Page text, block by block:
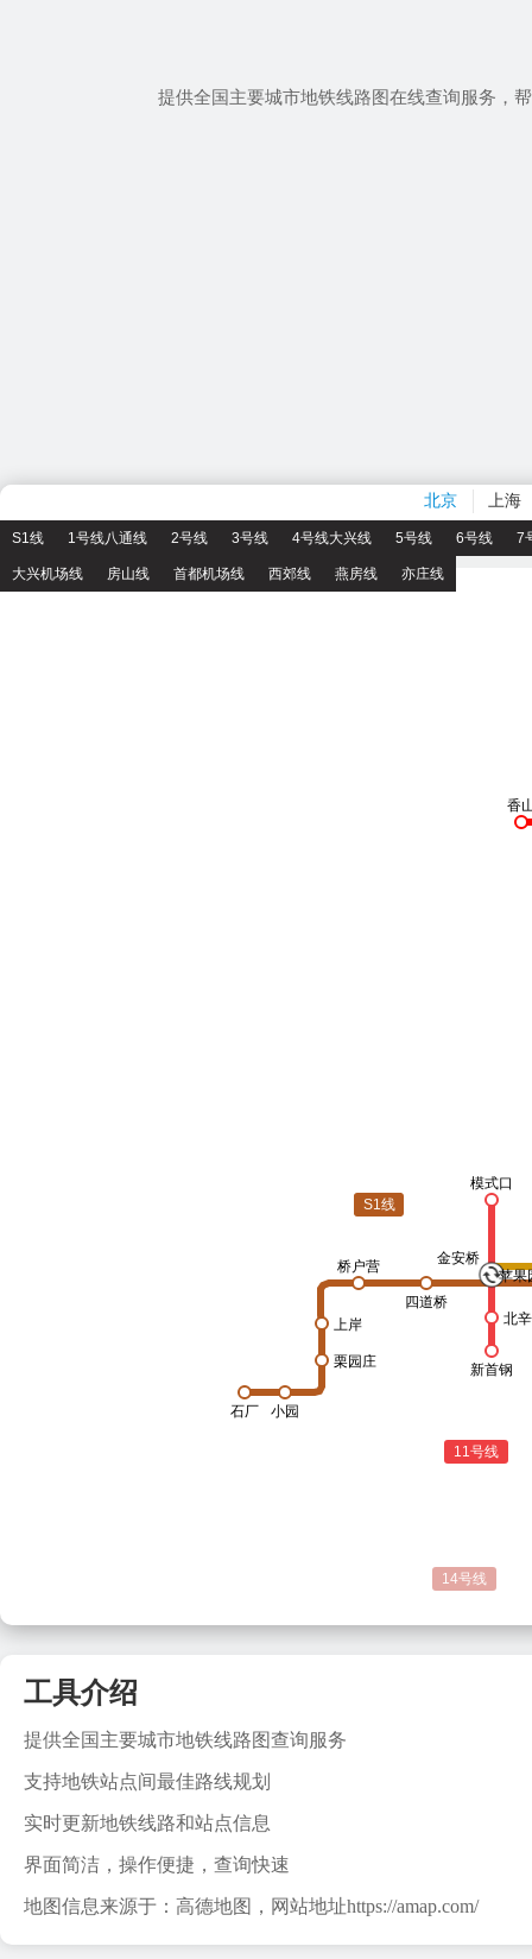
提供全国主要城市地铁线路图在线查询服务，
工具介绍
提供全国主要城市地铁线路图查询服务
支持地铁站点间最佳路线规划
实时更新地铁线路和站点信息
界面简洁，操作便捷，查询快速
地图信息来源于：高德地图，网站地址https://amap.com/